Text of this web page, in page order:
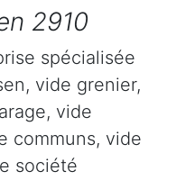
2910
spécialisée
vide grenier,
vide
communs, vide
société